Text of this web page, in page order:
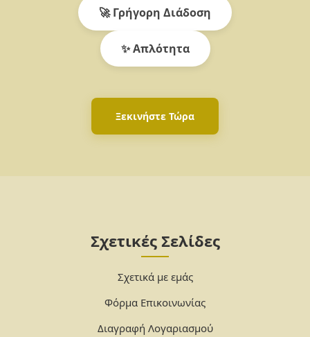
🚀 Γρήγορη Διάδοση
✨ Απλότητα
Ξεκινήστε Τώρα
Σχετικές Σελίδες
Σχετικά με εμάς
Φόρμα Επικοινωνίας
Διαγραφή Λογαριασμού